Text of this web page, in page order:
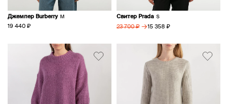
Джемпер Burberry M
19 440 ₽
Свитер Prada S
23 700 ₽ → 15 358 ₽